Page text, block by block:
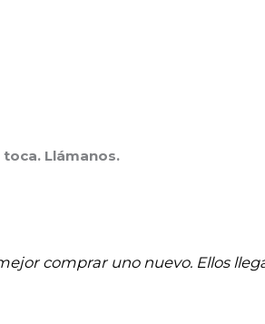
toca. Llámanos.
comprar uno nuevo. Ellos